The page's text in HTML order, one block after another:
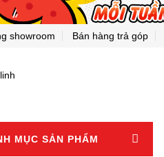
showroom Bán hàng trả góp
MỤC SẢN PHẨM